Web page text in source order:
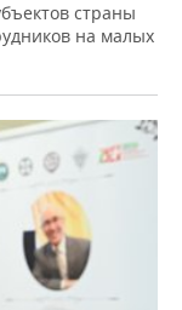
страны
на малых